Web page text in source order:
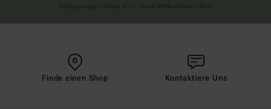
Finde einen Shop Kontaktiere Uns